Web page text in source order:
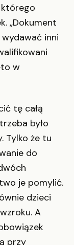
„Dokument
inni
w
tę całą
było
Tylko że tu
do
je pomylić.
dzieci
A
przy